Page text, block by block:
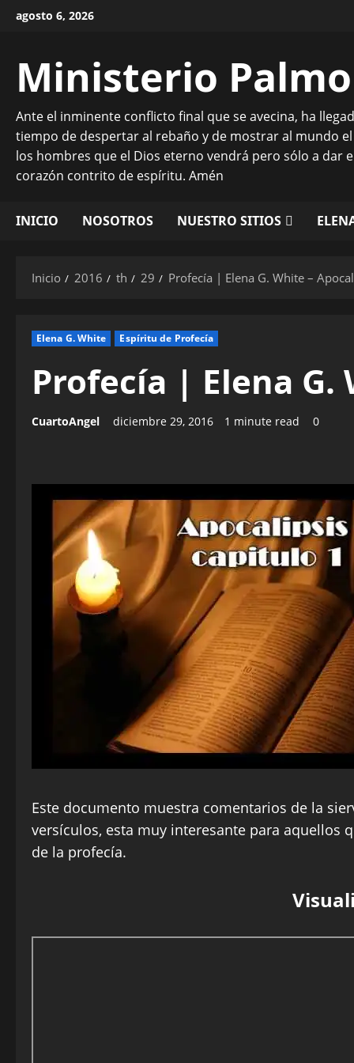
agosto 6, 2026
Ministerio
Ante el inminente conflicto final que se avecina, ha
tiempo de despertar al rebaño y de mostrar al mundo
los hombres que el Dios eterno vendrá pero sólo a dar
corazón contrito de espíritu. Amén
INICIO NOSOTROS NUESTRO SITIOS
Inicio 2016 th 29 Profecía | Elena G. White –
Elena G. White Espíritu de Profecía
Profecía | Elena G.
CuartoAngel diciembre 29, 2016 1 minute read 0
Este documento muestra comentarios de la
versículos, esta muy interesante para aquellos
de la profecía.